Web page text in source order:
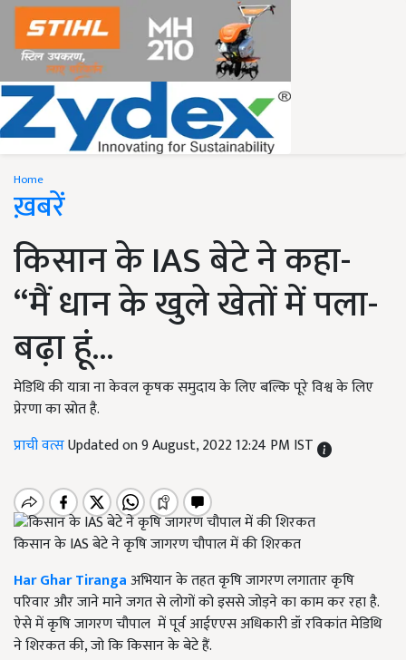
Home
ख़बरें
किसान के IAS बेटे ने कहा-
“मैं धान के खुले खेतों में पला-
बढ़ा हूं...
मेडिथि की यात्रा ना केवल कृषक समुदाय के लिए बल्कि पूरे विश्व के लिए
प्रेरणा का स्रोत है.
प्राची वत्सUpdated on 9 August, 2022 12:24 PM IST
किसान के IAS बेटे ने कृषि जागरण चौपाल में की शिरकत
Har Ghar Tirangaअभियान के तहत कृषि जागरण लगातार कृषि
परिवार और जाने माने जगत से लोगों को इससे जोड़ने का काम कर रहा है.
ऐसे में कृषि जागरण चौपाल में पूर्व आईएएस अधिकारी डॉ रविकांत मेडिथि
ने शिरकत की, जो कि किसान के बेटे हैं.